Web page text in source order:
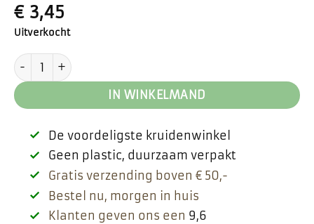
€3,45
Uitverkocht
Matcha thee aantal
IN WINKELMAND
De voordeligste kruidenwinkel
Geen plastic, duurzaam verpakt
Gratis verzending boven € 50,-
Bestel nu, morgen in huis
Klanten geven ons een 9,6